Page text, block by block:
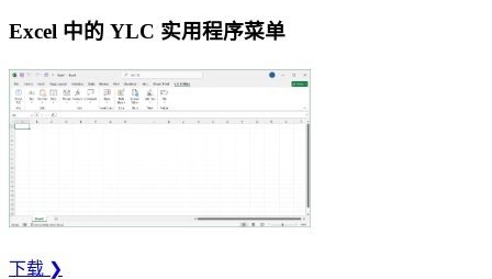
Excel 中的 YLC 实用程序菜单
下载 ❯